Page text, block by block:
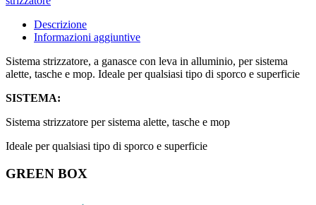
quantità
Descrizione
Informazioni aggiuntive
Sistema strizzatore, a ganasce con leva in alluminio, per sistema
alette, tasche e mop. Ideale per qualsiasi tipo di sporco e superficie
SISTEMA:
Sistema strizzatore per sistema alette, tasche e mop
Ideale per qualsiasi tipo di sporco e superficie
GREEN BOX